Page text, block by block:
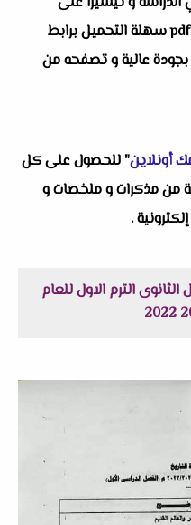
حضراتكم نقدم الخطة فى ملفات pdf سهلة التحميل برابط
عالية و تصفحه من
أونلاين" للحصول على كل
من مذكرات و ملخصات و
.
الترم الاول للعام